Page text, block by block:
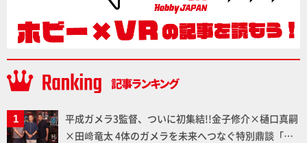
平成ガメラ3監督、ついに初集結!!金子修介×樋口真嗣
×田﨑竜太 4体のガメラを未来へつなぐ特別鼎談「ガ